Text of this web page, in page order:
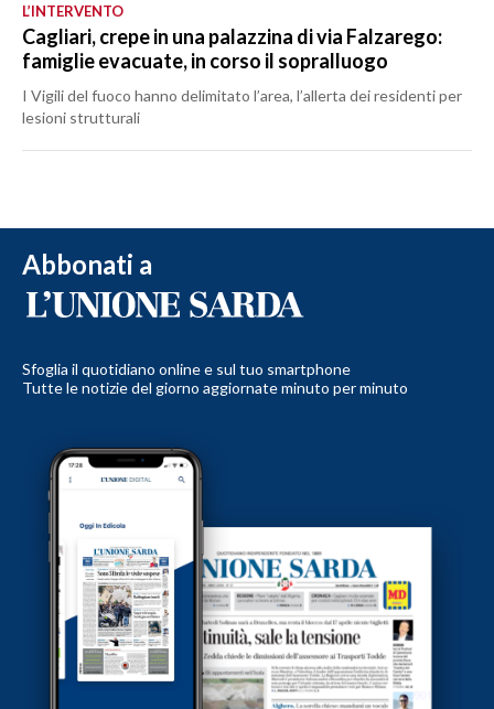
L’INTERVENTO
Cagliari, crepe in una palazzina di via Falzarego:
famiglie evacuate, in corso il sopralluogo
I Vigili del fuoco hanno delimitato l’area, l’allerta dei residenti per
lesioni strutturali
Abbonati a
Sfoglia il quotidiano online e sul tuo smartphone
Tutte le notizie del giorno aggiornate minuto per minuto